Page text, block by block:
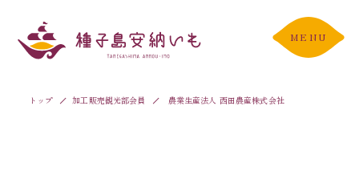
MENU
トップ 加工販売観光部会員 農業生産法人 西田農産株式会社